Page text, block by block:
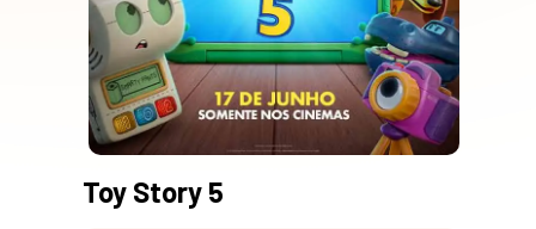
Toy Story 5